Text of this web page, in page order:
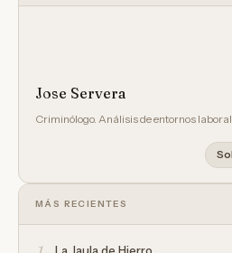
Jose Servera
Criminólogo. Análisis de entornos
MÁS RECIENTES
La Jaula de Hierro